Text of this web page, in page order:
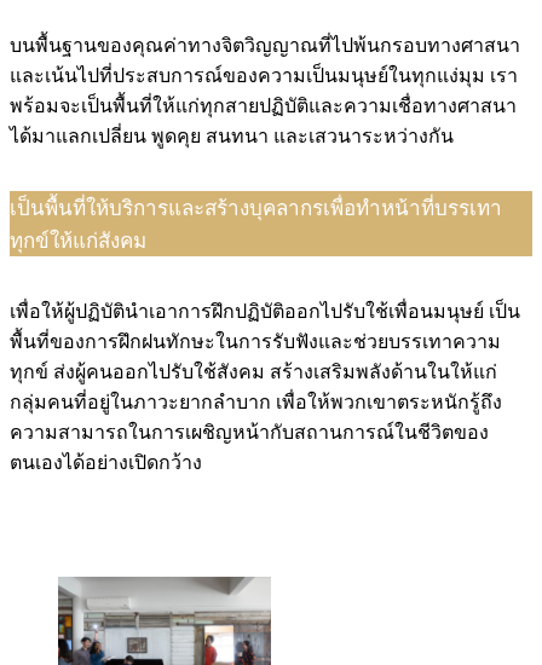
บนพื้นฐานของคุณค่าทางจิตวิญญาณที่ไปพ้นกรอบทางศาสนา
และเน้นไปที่ประสบการณ์ของความเป็นมนุษย์ในทุกแง่มุม เรา
พร้อมจะเป็นพื้นที่ให้แก่ทุกสายปฏิบัติและความเชื่อทางศาสนา
ได้มาแลกเปลี่ยน พูดคุย สนทนา และเสวนาระหว่างกัน
เป็นพื้นที่ให้บริการและสร้างบุคลากรเพื่อทำหน้าที่บรรเทา
ทุกข์ให้แก่สังคม
เพื่อให้ผู้ปฏิบัตินำเอาการฝึกปฏิบัติออกไปรับใช้เพื่อนมนุษย์ เป็น
พื้นที่ของการฝึกฝนทักษะในการรับฟังและช่วยบรรเทาความ
ทุกข์ ส่งผู้คนออกไปรับใช้สังคม สร้างเสริมพลังด้านในให้แก่
กลุ่มคนที่อยู่ในภาวะยากลำบาก เพื่อให้พวกเขาตระหนักรู้ถึง
ความสามารถในการเผชิญหน้ากับสถานการณ์ในชีวิตของ
ตนเองได้อย่างเปิดกว้าง